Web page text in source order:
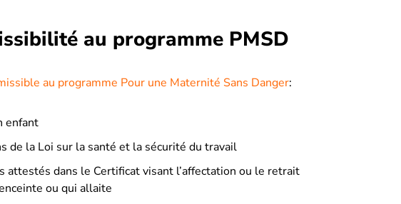
au programme PMSD
au programme Pour une Maternité Sans Danger:
enfant
de la Loi sur la santé et la sécurité du travail
attestés dans le Certificat visant l’affectation ou le retrait
ou qui allaite